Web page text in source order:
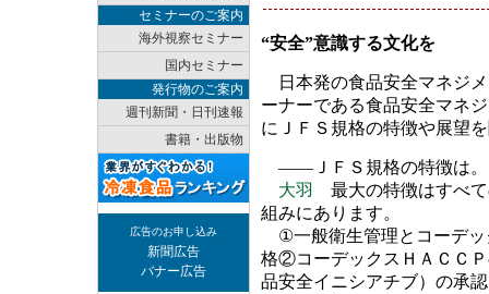
セミナーのご案内
海外視察セミナー
国内セミナー
発行物のご案内
週刊新聞・日刊速報
書籍・出版物
広告のお申し込み
新聞広告
バナー広告
“安全”意識する文化を
日本発の食品安全マネジ
ーナーである食品安全マネ
にＪＦＳ規格の特徴や展望
――ＪＦＳ規格の特徴は。
大羽
最大の特徴はすべて
組みにあります。
①一般衛生管理とコーデッ
格②コーデックスＨＡＣＣ
品安全イニシアチブ）の承